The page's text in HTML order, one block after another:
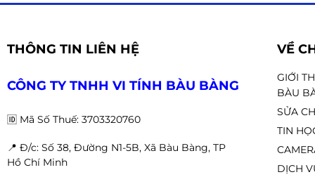
📌 Đây là dòng CPU hiệu năng cao:
✔ Nên dùngtản khí cao cấp hoặc AIO 240 / 360
Phù hợp build:
🎮 Dàn máy thi đấu – stream
⚙PC hiệu năng cao
THÔNG TIN LIÊN HỆ
CÔNG TY TNHH VI TÍNH BÀU BÀNG
🆔 Mã Số Thuế: 3703320760
📍 Đ/c: Số 38, Đường N1-5B, Xã Bàu Bàng, TP
Hồ Chí Minh
VỀ
GIỚI
BÀU
SỬA
TIN
DỊCH